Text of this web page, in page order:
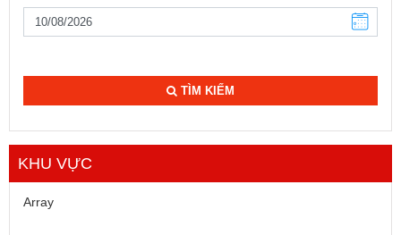
TÌM KIẾM
KHU VỰC
Array